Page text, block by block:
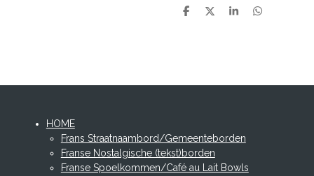
D
D
S
D
HOME
Frans Straatnaambord/Gemeenteborden
Franse Nostalgische (tekst)borden
Franse Spoelkommen/Café au Lait Bowls